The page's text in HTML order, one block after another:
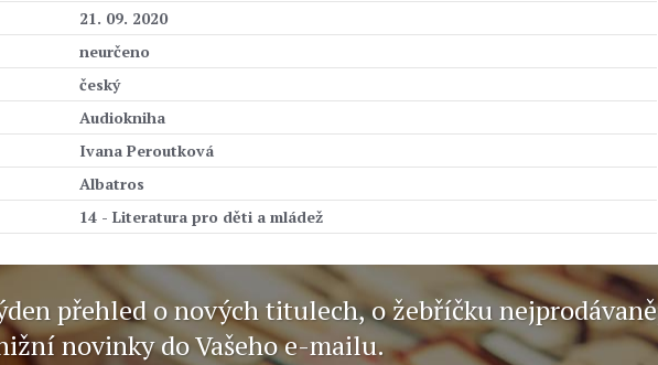
21. 09. 2020
neurčeno
český
Audiokniha
Ivana Peroutková
Albatros
14 - Literatura pro děti a mládež
přehled o nových titulech, o žebříčku
novinky do Vašeho e-mailu.